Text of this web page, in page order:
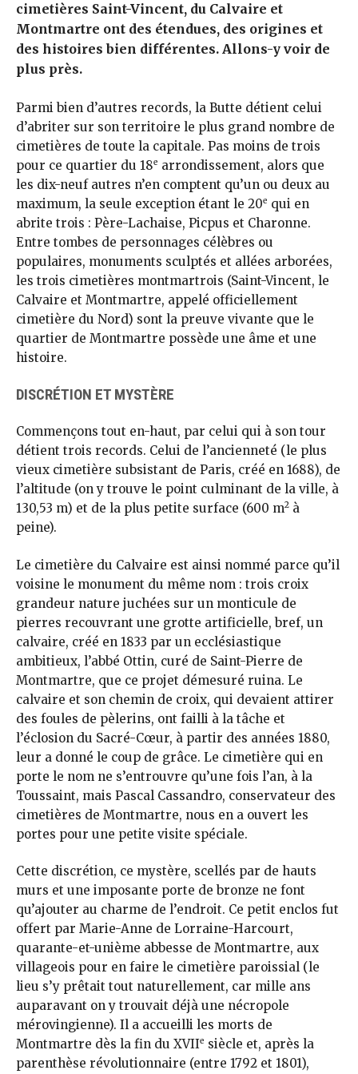
cimetières Saint-Vincent, du Calvaire et
Montmartre ont des étendues, des origines et
des histoires bien différentes. Allons-y voir de
plus près.
Parmi bien d’autres records, la Butte détient celui
d’abriter sur son territoire le plus grand nombre de
cimetières de toute la capitale. Pas moins de trois
pour ce quartier du 18e arrondissement, alors que
les dix-neuf autres n’en comptent qu’un ou deux au
maximum, la seule exception étant le 20e qui en
abrite trois : Père-Lachaise, Picpus et Charonne.
Entre tombes de personnages célèbres ou
populaires, monuments sculptés et allées arborées,
les trois cimetières montmartrois (Saint-Vincent, le
Calvaire et Montmartre, appelé officiellement
cimetière du Nord) sont la preuve vivante que le
quartier de Montmartre possède une âme et une
histoire.
DISCRÉTION ET MYSTÈRE
Commençons tout en-haut, par celui qui à son tour
détient trois records. Celui de l’ancienneté (le plus
vieux cimetière subsistant de Paris, créé en 1688), de
l’altitude (on y trouve le point culminant de la ville, à
130,53 m) et de la plus petite surface (600 m2 à
peine).
Le cimetière du Calvaire est ainsi nommé parce qu’il
voisine le monument du même nom : trois croix
grandeur nature juchées sur un monticule de
pierres recouvrant une grotte artificielle, bref, un
calvaire, créé en 1833 par un ecclésiastique
ambitieux, l’abbé Ottin, curé de Saint-Pierre de
Montmartre, que ce projet démesuré ruina. Le
calvaire et son chemin de croix, qui devaient attirer
des foules de pèlerins, ont failli à la tâche et
l’éclosion du Sacré-Cœur, à partir des années 1880,
leur a donné le coup de grâce. Le cimetière qui en
porte le nom ne s’entrouvre qu’une fois l’an, à la
Toussaint, mais Pascal Cassandro, conservateur des
cimetières de Montmartre, nous en a ouvert les
portes pour une petite visite spéciale.
Cette discrétion, ce mystère, scellés par de hauts
murs et une imposante porte de bronze ne font
qu’ajouter au charme de l’endroit. Ce petit enclos fut
offert par Marie-Anne de Lorraine-Harcourt,
quarante-et-unième abbesse de Montmartre, aux
villageois pour en faire le cimetière paroissial (le
lieu s’y prêtait tout naturellement, car mille ans
auparavant on y trouvait déjà une nécropole
mérovingienne). Il a accueilli les morts de
Montmartre dès la fin du XVIIe siècle et, après la
parenthèse révolutionnaire (entre 1792 et 1801),